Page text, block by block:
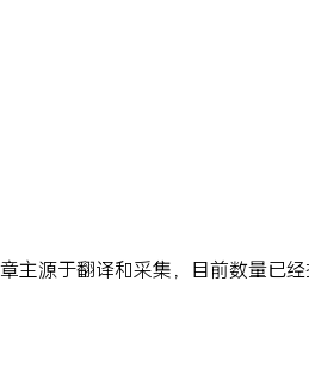
主源于翻译和采集，目前数量已